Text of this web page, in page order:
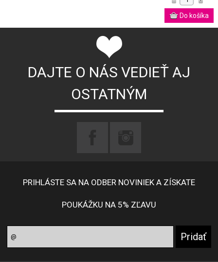
DAJTE O NÁS VEDIEŤ AJ
OSTATNÝM
PRIHLÁSTE SA NA ODBER NOVINIEK A ZÍSKATE
POUKÁŽKU NA 5% ZĽAVU